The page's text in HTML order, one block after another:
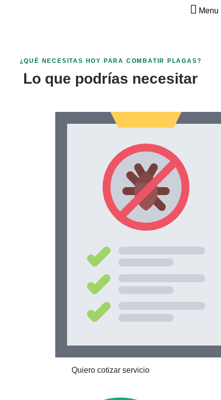
Menu
¿QUÉ NECESITAS HOY PARA COMBATIR PLAGAS?
Lo que podrías necesitar
Quiero cotizar servicio